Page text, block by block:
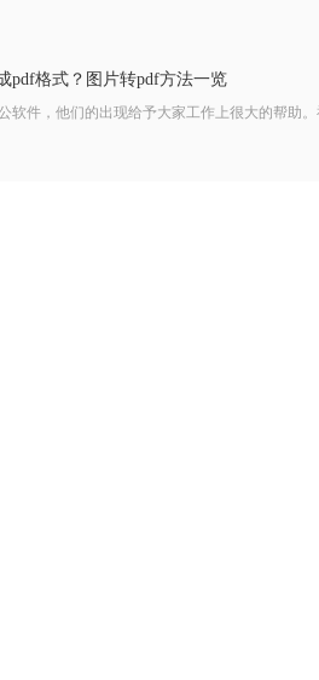
pdf格式？图片转pdf方法一览
件，他们的出现给予大家工作上很大的帮助。